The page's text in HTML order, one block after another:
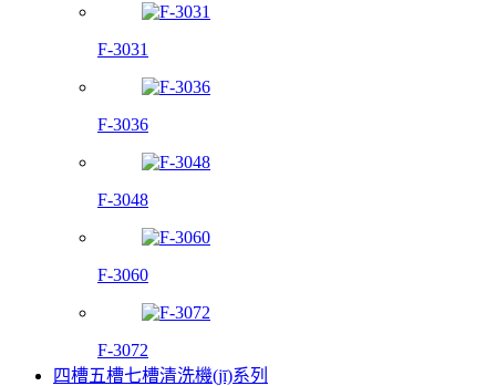
F-3031
F-3036
F-3048
F-3060
F-3072
四槽五槽七槽清洗機(jī)系列